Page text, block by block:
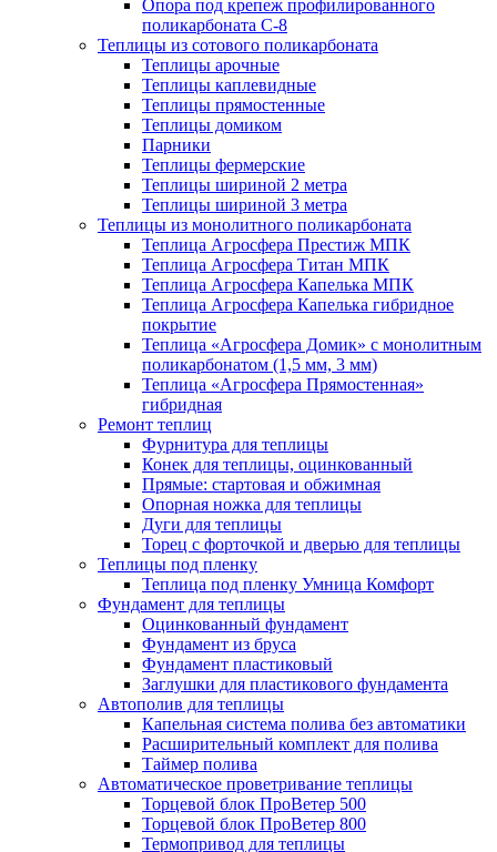
Опора под крепеж профилированного
поликарбоната С-8
Теплицы из сотового поликарбоната
Теплицы арочные
Теплицы каплевидные
Теплицы прямостенные
Теплицы домиком
Парники
Теплицы фермерские
Теплицы шириной 2 метра
Теплицы шириной 3 метра
Теплицы из монолитного поликарбоната
Теплица Агросфера Престиж МПК
Теплица Агросфера Титан МПК
Теплица Агросфера Капелька МПК
Теплица Агросфера Капелька гибридное
покрытие
Теплица «Агросфера Домик» с монолитным
поликарбонатом (1,5 мм, 3 мм)
Теплица «Агросфера Прямостенная»
гибридная
Ремонт теплиц
Фурнитура для теплицы
Конек для теплицы, оцинкованный
Прямые: стартовая и обжимная
Опорная ножка для теплицы
Дуги для теплицы
Торец с форточкой и дверью для теплицы
Теплицы под пленку
Теплица под пленку Умница Комфорт
Фундамент для теплицы
Оцинкованный фундамент
Фундамент из бруса
Фундамент пластиковый
Заглушки для пластикового фундамента
Автополив для теплицы
Капельная система полива без автоматики
Расширительный комплект для полива
Таймер полива
Автоматическое проветривание теплицы
Торцевой блок ПроВетер 500
Торцевой блок ПроВетер 800
Термопривод для теплицы